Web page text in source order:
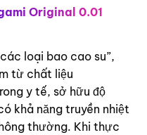
Original 0.01
loại bao cao su”,
từ chất liệu
y tế, sở hữu độ
khả năng truyền nhiệt
thường. Khi thực